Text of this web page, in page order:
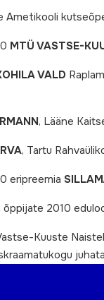
Ametikooli
MTÜ VASTSE-
VALD
, Lääne
, Tartu
eripreemia
2010
Kuuste